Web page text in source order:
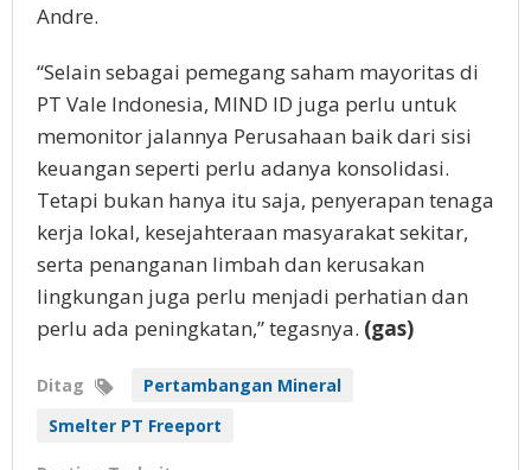
Andre.
“Selain sebagai pemegang saham mayoritas di
PT Vale Indonesia, MIND ID juga perlu untuk
memonitor jalannya Perusahaan baik dari sisi
keuangan seperti perlu adanya konsolidasi.
Tetapi bukan hanya itu saja, penyerapan tenaga
kerja lokal, kesejahteraan masyarakat sekitar,
serta penanganan limbah dan kerusakan
lingkungan juga perlu menjadi perhatian dan
perlu ada peningkatan,” tegasnya. (gas)
Ditag
Pertambangan Mineral
Smelter PT Freeport